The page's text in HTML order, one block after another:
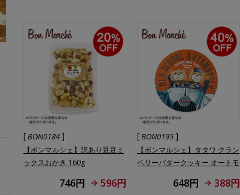
[BON0184 ]
【ボンマルシェ】訳あり豆豆ミ
ックスおかき 160g
746円 596円
[BON0195 ]
【ボンマルシェ】タタワ クラン
ベリーバタークッキー オートモ
648円 388円